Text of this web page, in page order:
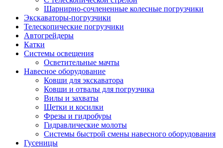
Шарнирно-сочлененные колесные погрузчики
Экскаваторы-погрузчики
Телескопические погрузчики
Автогрейдеры
Катки
Системы освещения
Осветительные мачты
Навесное оборудование
Ковши для экскаватора
Ковши и отвалы для погрузчика
Вилы и захваты
Щетки и косилки
Фрезы и гидробуры
Гидравлические молоты
Системы быстрой смены навесного оборудования
Гусеницы